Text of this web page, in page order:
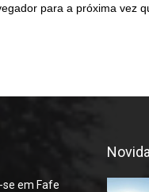
para a próxima vez
em Fafe